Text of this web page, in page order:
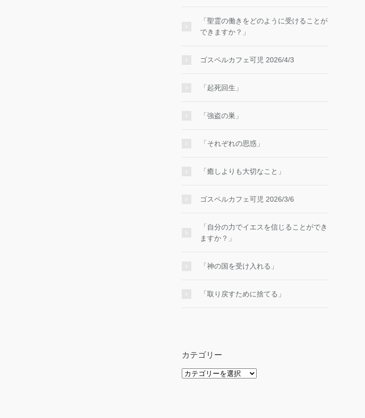
「聖霊の働きをどのように受けることが
できますか？」
ゴスペルカフェ可児 2026/4/3
「起死回生」
「強盗の巣」
「それぞれの思惑」
「癒しよりも大切なこと」
ゴスペルカフェ可児 2026/3/6
「自分の力でイエスを信じることができ
ますか？」
「神の国を受け入れる」
「取り戻すために捨てる」
カテゴリー
カ